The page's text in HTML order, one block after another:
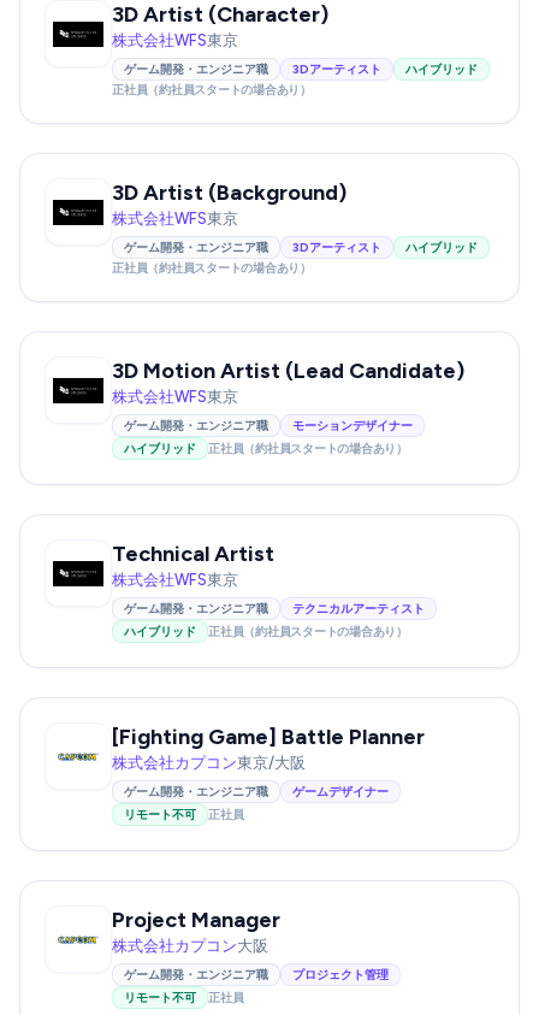
3D Artist (Character)
株式会社WFS東京
ゲーム開発・エンジニア職 3Dアーティスト
ハイブリッド
正社員（約社員スタートの場合あり）
3D Artist (Background)
株式会社WFS東京
ゲーム開発・エンジニア職 3Dアーティスト
ハイブリッド
正社員（約社員スタートの場合あり）
3D Motion Artist (Lead Candidate)
株式会社WFS東京
ゲーム開発・エンジニア職
モーションデザイナー
ハイブリッド
正社員（約社員スタートの場合あり）
Technical Artist
株式会社WFS東京
ゲーム開発・エンジニア職
テクニカルアーティスト
ハイブリッド
正社員（約社員スタートの場合あり）
[Fighting Game] Battle Planner
株式会社カプコン東京/大阪
ゲーム開発・エンジニア職
ゲームデザイナー
リモート不可
正社員
Project Manager
株式会社カプコン大阪
ゲーム開発・エンジニア職
プロジェクト管理
リモート不可
正社員